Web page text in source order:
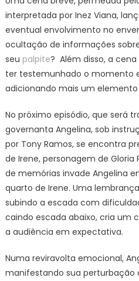
interpretada por Inez Viana,
eventual envolvimento no
ocultação de informações
seu palpite? Além disso, a
ter testemunhado o momento
adicionando mais um
No próximo episódio, que será
governanta Angelina, sob
por Tony Ramos, se encontra
de Irene, personagem de Gloria
de memórias invade Angelina
quarto de Irene. Uma
subindo a escada com
caindo escada abaixo, cria um
a audiência em expectativa.
Numa reviravolta emocional,
manifestando sua perturbação